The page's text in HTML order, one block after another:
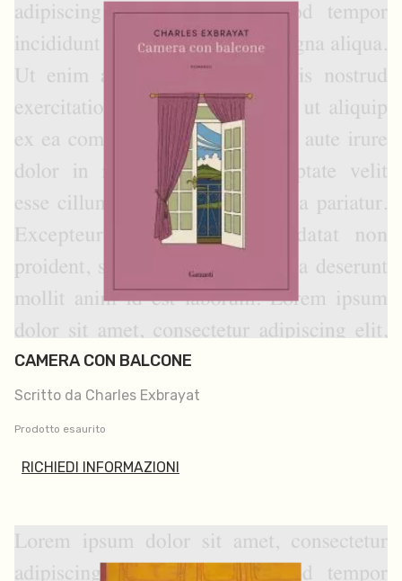
CAMERA CON BALCONE
Scritto da Charles Exbrayat
Prodotto esaurito
RICHIEDI INFORMAZIONI